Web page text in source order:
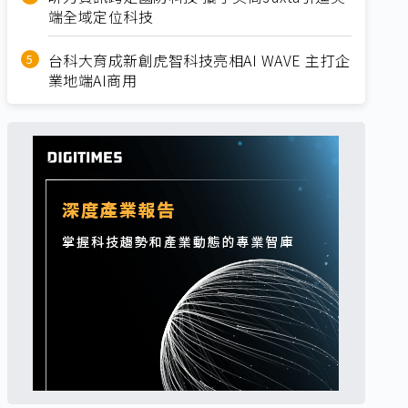
端全域定位科技
台科大育成新創虎智科技亮相AI WAVE 主打企
業地端AI商用